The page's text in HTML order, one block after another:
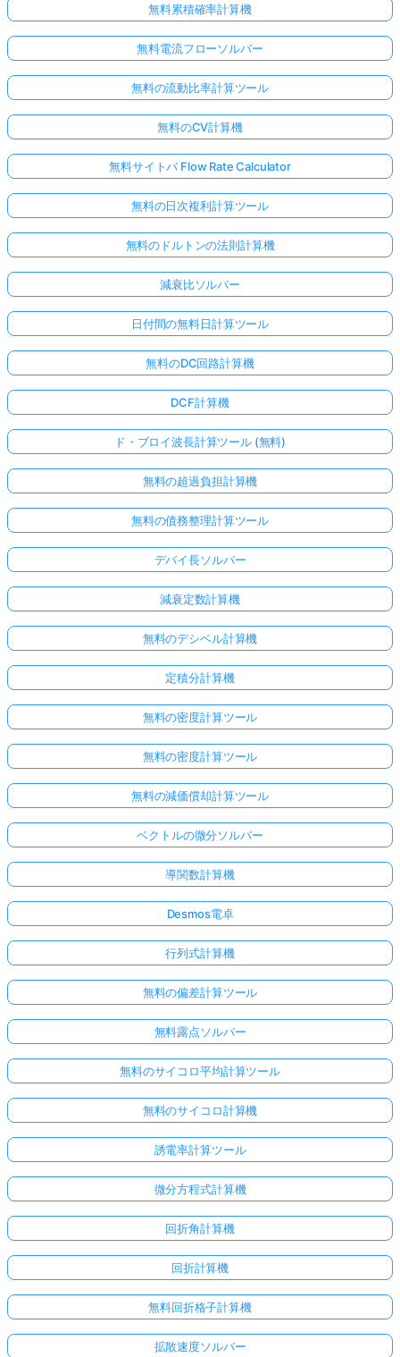
無料累積確率計算機
無料電流フローソルバー
無料の流動比率計算ツール
無料のCV計算機
無料サイトバ Flow Rate Calculator
無料の日次複利計算ツール
無料のドルトンの法則計算機
減衰比ソルバー
日付間の無料日計算ツール
無料のDC回路計算機
DCF計算機
ド・ブロイ波長計算ツール (無料)
無料の超過負担計算機
無料の債務整理計算ツール
デバイ長ソルバー
減衰定数計算機
無料のデシベル計算機
定積分計算機
無料の密度計算ツール
無料の密度計算ツール
無料の減価償却計算ツール
ベクトルの微分ソルバー
導関数計算機
Desmos電卓
行列式計算機
無料の偏差計算ツール
無料露点ソルバー
無料のサイコロ平均計算ツール
無料のサイコロ計算機
誘電率計算ツール
微分方程式計算機
回折角計算機
回折計算機
無料回折格子計算機
拡散速度ソルバー